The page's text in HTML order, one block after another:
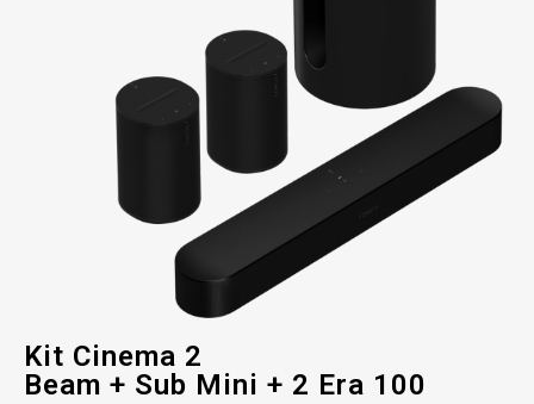
Kit Cinema 2
Beam + Sub Mini + 2 Era 100